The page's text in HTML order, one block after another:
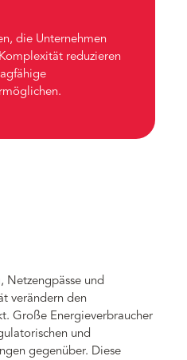
die Unternehmen
reduzieren
Netzengpässe und
verändern den
Große Energieverbraucher
und
gegenüber. Diese